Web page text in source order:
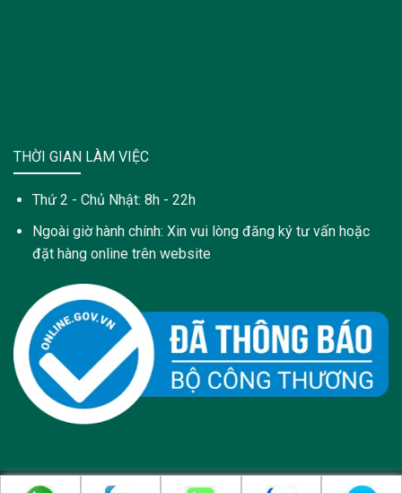
THỜI GIAN LÀM VIỆC
Thứ 2 - Chủ Nhật: 8h - 22h
Ngoài giờ hành chính: Xin vui lòng đăng ký tư vấn hoặc
đặt hàng online trên website
Copyright 2021 © Trang web này được sở hữu và quản lý bởi: